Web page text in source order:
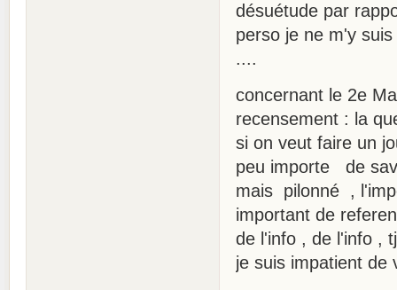
désuétude par
perso je ne m'y
....
concernant le 2e
recensement : la
si on veut faire un
peu importe de
mais pilonné ,
important de
de l'info , de l'info ,
je suis impatient